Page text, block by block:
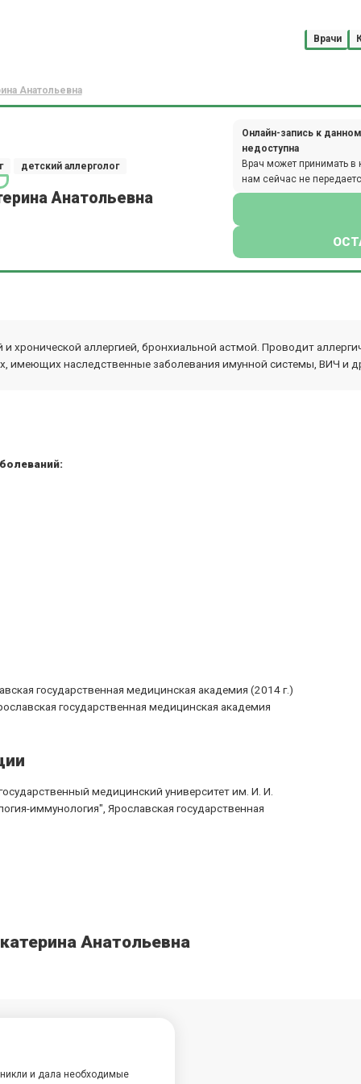
Врачи
Анатольевна
детский аллерголог
Анатольевна
Онлайн-запись к
недоступна
Врач может принимать в
нам сейчас не
хронической аллергией, бронхиальной астмой. Проводит
наследственные заболевания имунной системы, ВИЧ и
государственная медицинская академия (2014 г.)
государственная медицинская академия
медицинский университет им. И. И.
иммунология", Ярославская государственная
Анатольевна
и дала необходимые